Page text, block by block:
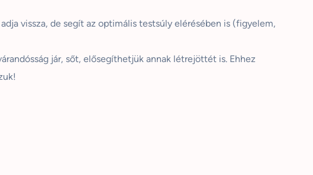
vissza, de segít az optimális testsúly elérésében is (figyelem,
jár, sőt, elősegíthetjük annak létrejöttét is. Ehhez